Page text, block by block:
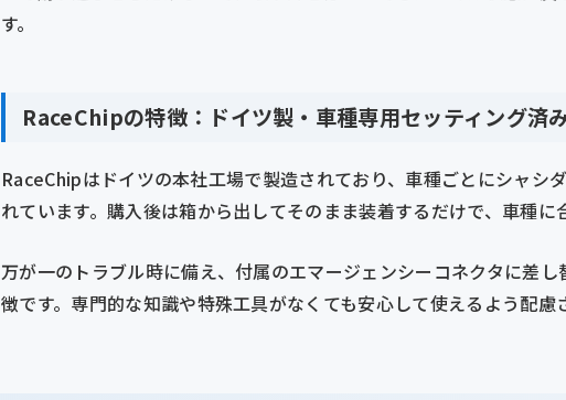
す。
RaceChipの特徴：ドイツ製・車種専用セッティング済
RaceChipはドイツの本社工場で製造されており、車種ごとにシャシ
れています。購入後は箱から出してそのまま装着するだけで、車種に
万が一のトラブル時に備え、付属のエマージェンシーコネクタに差
徴です。専門的な知識や特殊工具がなくても安心して使えるよう配慮